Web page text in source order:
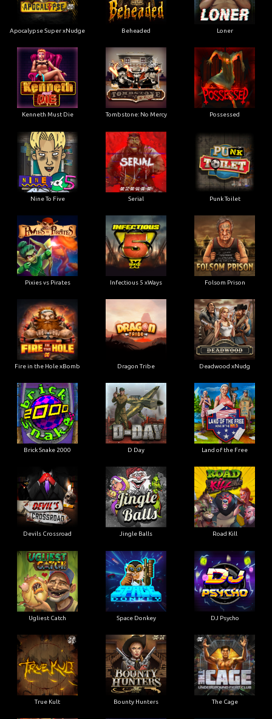
Apocalypse Super xNudge Beheaded Loner
Kenneth Must Die Tombstone: No Mercy Possessed
Nine To Five Serial Punk Toilet
Pixies vs Pirates Infectious 5 xWays Folsom Prison
Fire in the Hole xBomb Dragon Tribe Deadwood xNudg
Brick Snake 2000 D Day Land of the Free
Devils Crossroad Jingle Balls Road Kill
Ugliest Catch Space Donkey DJ Psycho
True Kult Bounty Hunters The Cage